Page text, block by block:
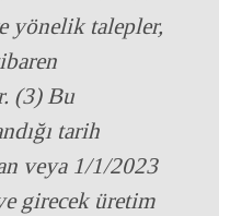
yönelik talepler,
(3) Bu
tarih
veya 1/1/2023
girecek üretim